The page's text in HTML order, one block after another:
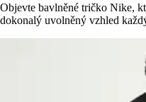
Objevte bavlněné tričko Nike,
dokonalý uvolněný vzhled